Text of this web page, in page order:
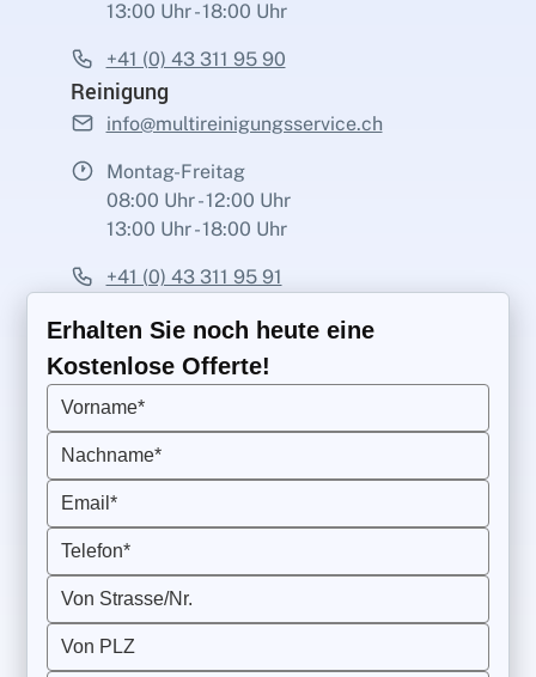
13:00 Uhr - 18:00 Uhr
+41 (0) 43 311 95 90
Reinigung
info@multireinigungsservice.ch
Montag-Freitag
08:00 Uhr - 12:00 Uhr
13:00 Uhr - 18:00 Uhr
+41 (0) 43 311 95 91
Erhalten Sie noch heute eine
Kostenlose Offerte!
Vorname*
Nachname*
Email*
Telefon*
Von Strasse/Nr.
Von PLZ